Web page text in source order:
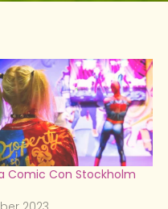
Comic Con Stockholm